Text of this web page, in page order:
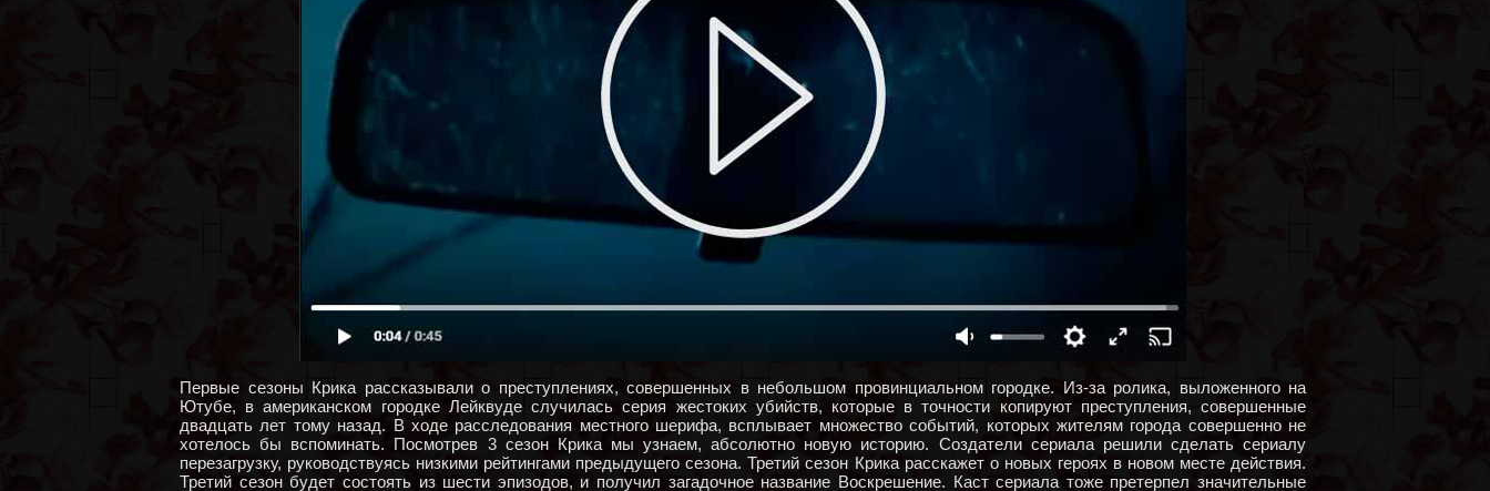
Первые сезоны Крика рассказывали о преступлениях, совершенных в небольшом провинциальном городке. Из-за ролика, выложенного на
Ютубе, в американском городке Лейквуде случилась серия жестоких убийств, которые в точности копируют преступления, совершенные
двадцать лет тому назад. В ходе расследования местного шерифа, всплывает множество событий, которых жителям города совершенно не
хотелось бы вспоминать. Посмотрев 3 сезон Крика мы узнаем, абсолютно новую историю. Создатели сериала решили сделать сериалу
перезагрузку, руководствуясь низкими рейтингами предыдущего сезона. Третий сезон Крика расскажет о новых героях в новом месте действия.
Третий сезон будет состоять из шести эпизодов, и получил загадочное название Воскрешение. Каст сериала тоже претерпел значительные